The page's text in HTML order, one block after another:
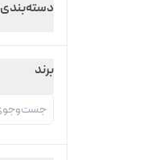
دسته‌بندی
برند